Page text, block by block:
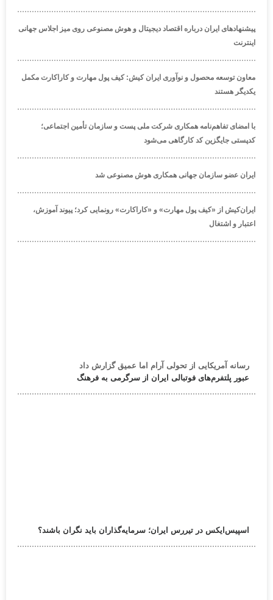
پیشنهادهای ایران درباره اقتصاد دیجیتال و هوش مصنوعی روی میز اجلاس جهانی
اینترنت
معاون توسعه محصول و نوآوری ایران کیش: کیف پول مهارت و کاراکارت مکمل
یکدیگر هستند
با امضای تفاهم‌نامه همکاری شرکت ملی پست و سازمان تأمین اجتماعی؛
کدپستی جایگزین کد کارگاهی می‌شود
ایران عضو سازمان جهانی همکاری هوش مصنوعی شد
ایران‌کیش از «کیف پول مهارت» و «کاراکارت» رونمایی کرد؛ پیوند آموزش،
اعتبار و اشتغال
رسانه آمریکایی از تحولی آرام اما عمیق گزارش داد
عبور پلتفرم‌های فوتبالی ایران از سرگرمی به فرهنگ
اسپیس‌ایکس در تیررس ایران؛ سرمایه‌گذاران باید نگران باشند؟